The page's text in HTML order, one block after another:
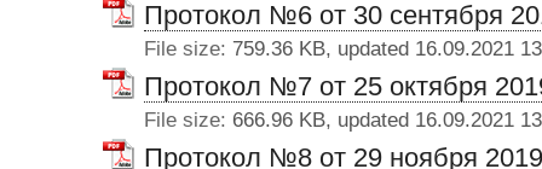
Протокол №6 от 30 сентября
File size: 759.36 KB, updated 16.09.2021
Протокол №7 от 25 октября
File size: 666.96 KB, updated 16.09.2021
Протокол №8 от 29 ноября